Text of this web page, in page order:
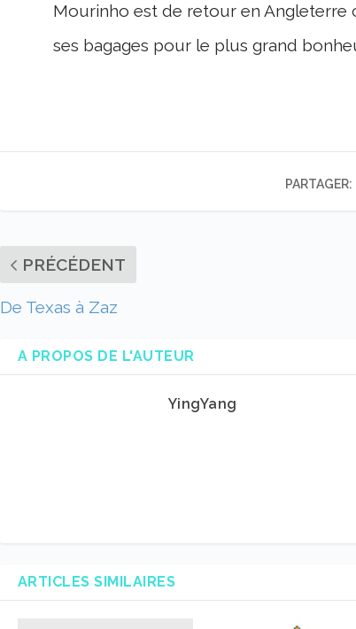
Mourinho est de retour en Angleterre
ses bagages pour le plus grand
PARTAGER:
PRÉCÉDENT
De Texas à Zaz
A PROPOS DE L'AUTEUR
YingYang
ARTICLES SIMILAIRES